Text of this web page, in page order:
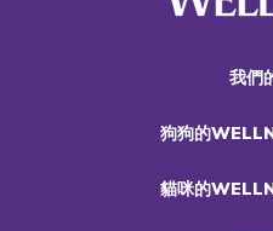
我們
狗狗的
貓咪的